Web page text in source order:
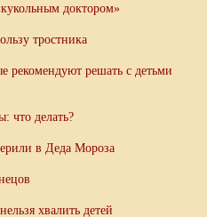
доктором»
тростника
рекомендуют решать с детьми
что делать?
в Деда Мороза
хвалить детей